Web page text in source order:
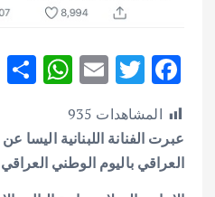
F
ac
e
b
o
T
w
it
te
r
E
ai
l
W
at
s
A
المشاهدات 935
عبرت الفنانة اللبنانية اليسا
العراقي باليوم الوطني